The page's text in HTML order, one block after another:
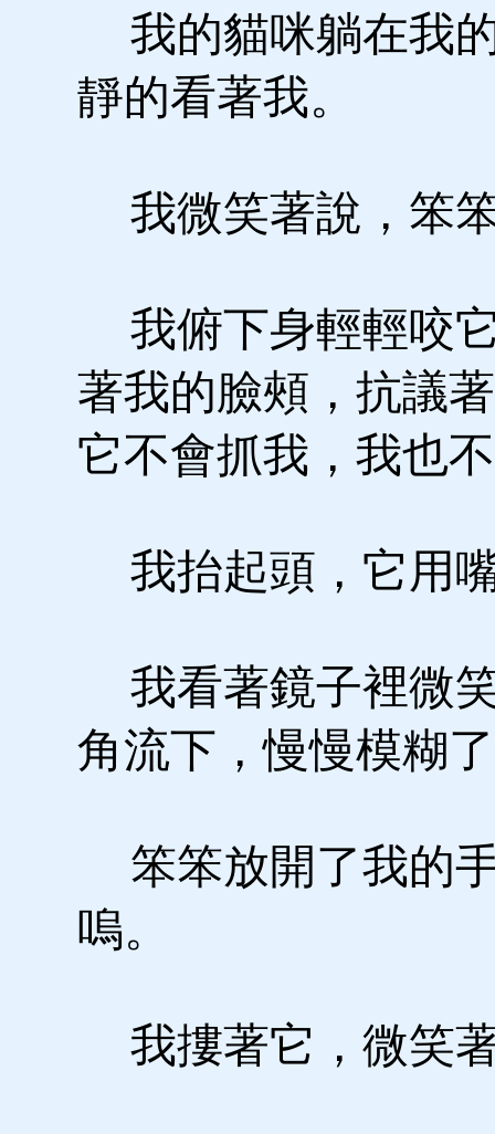
我的貓咪躺在我
靜的看著我。
我微笑著說，笨
我俯下身輕輕咬
著我的臉頰，抗議
它不會抓我，我也
我抬起頭，它用
我看著鏡子裡微
角流下，慢慢模糊
笨笨放開了我的
嗚。
我摟著它，微笑